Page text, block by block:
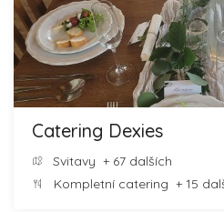
Catering Dexies
Svitavy + 67 dalších
Kompletní catering + 15